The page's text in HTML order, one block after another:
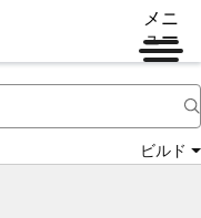
メニ
ュー
ビルド